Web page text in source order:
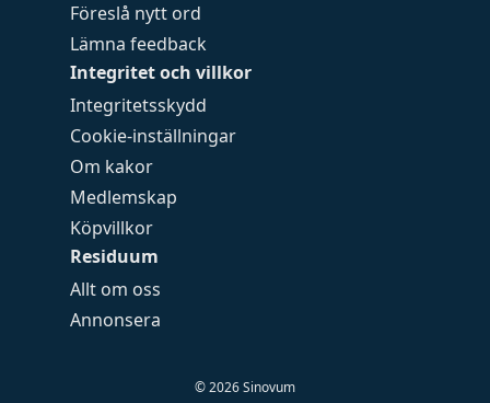
Föreslå nytt ord
Lämna feedback
Integritet och villkor
Integritetsskydd
Cookie-inställningar
Om kakor
Medlemskap
Köpvillkor
Residuum
Allt om oss
Annonsera
©2026Sinovum